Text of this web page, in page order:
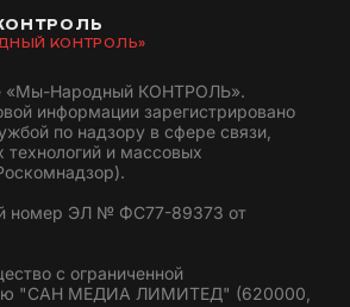
КОНТРОЛЬ»
«Мы-Народный КОНТРОЛЬ».
информации зарегистрировано
по надзору в сфере связи,
и массовых
номер ЭЛ № ФС77-89373 от
с ограниченной
"САН МЕДИА ЛИМИТЕД" (620000,